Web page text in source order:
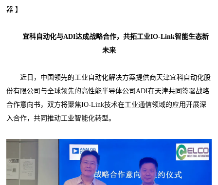
器 】
宜科自动化与ADI达成战略合作，共拓工业IO-Link智能生态新
未来
近日，中国领先的工业自动化解决方案提供商天津宜科自动化股
份有限公司与全球领先的高性能半导体公司ADI在天津共同签署战略
合作意向书，双方将聚焦IO-Link技术在工业通信领域的应用开展深
入合作，共同推动工业智能化转型。